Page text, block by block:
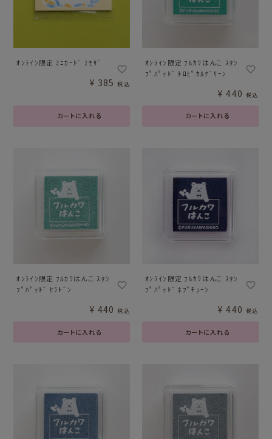
ｵﾝﾗｲﾝ限定 ﾐﾆｶｰﾄﾞ ﾐﾓｻﾞ
カートに入れる
¥ 385 税込
ｵﾝﾗｲﾝ限定 ﾌﾙｶﾜはんこ ｽﾀﾝ
ﾌﾟﾊﾟｯﾄﾞ ﾄﾛﾋﾟｶﾙｸﾞﾘｰﾝ
カートに入れる
¥ 440 税込
ｵﾝﾗｲﾝ限定 ﾌﾙｶﾜはんこ ｽﾀﾝ
ﾌﾟﾊﾟｯﾄﾞ ｾﾗﾄﾞﾝ
カートに入れる
¥ 440 税込
ｵﾝﾗｲﾝ限定 ﾌﾙｶﾜはんこ ｽﾀﾝ
ﾌﾟﾊﾟｯﾄﾞ ﾈﾌﾟﾁｭｰﾝ
カートに入れる
¥ 440 税込